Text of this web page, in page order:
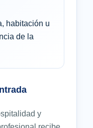
habitación u
de la
y